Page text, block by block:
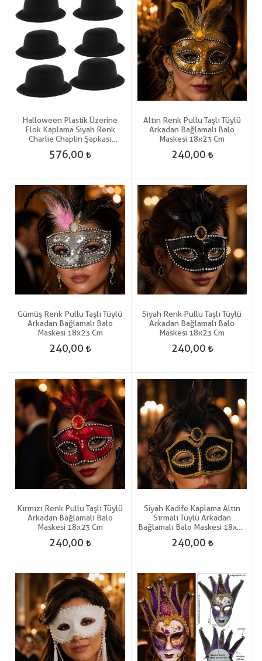
Halloween Plastik Üzerine
Flok Kaplama Siyah Renk
Charlie Chaplin Şapkası
Yetişkin-Çocuk Uyumlu 6 Adet
Gösteri
576,00
Altın Renk Pullu Taşlı Tüylü
Arkadan Bağlamalı Balo
Maskesi 18x23 Cm
240,00
Gümüş Renk Pullu Taşlı Tüylü
Arkadan Bağlamalı Balo
Maskesi 18x23 Cm
240,00
Siyah Renk Pullu Taşlı Tüylü
Arkadan Bağlamalı Balo
Maskesi 18x23 Cm
240,00
Kırmızı Renk Pullu Taşlı Tüylü
Arkadan Bağlamalı Balo
Maskesi 18x23 Cm
240,00
Siyah Kadife Kaplama Altın
Sırmalı Tüylü Arkadan
Bağlamalı Balo Maskesi 18x23
240,00